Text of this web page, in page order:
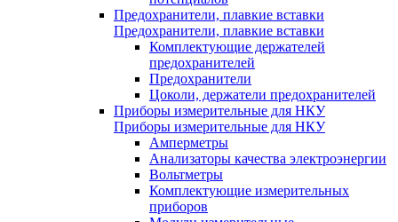
Предохранители, плавкие вставки
Предохранители, плавкие вставки
Комплектующие держателей
предохранителей
Предохранители
Цоколи, держатели предохранителей
Приборы измерительные для НКУ
Приборы измерительные для НКУ
Амперметры
Анализаторы качества электроэнергии
Вольтметры
Комплектующие измерительных
приборов